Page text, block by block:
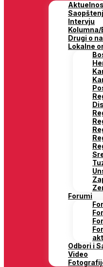
Intervju
Kolumna/
Drugi o
Lokalne
Forumi
Odbori i
Video